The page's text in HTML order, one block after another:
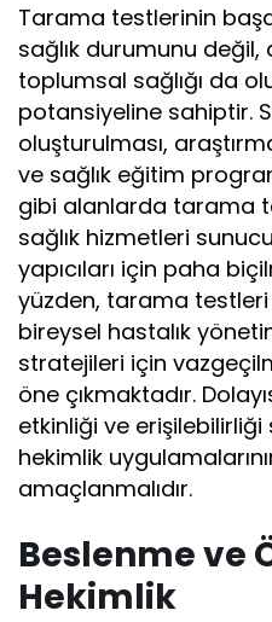
Tarama testlerinin
sağlık durumunu değil,
toplumsal sağlığı da
potansiyeline sahiptir.
oluşturulması,
ve sağlık eğitim
gibi alanlarda tarama
sağlık hizmetleri
yapıcıları için paha
yüzden, tarama testleri
bireysel hastalık
stratejileri için
öne çıkmaktadır.
etkinliği ve
hekimlik
amaçlanmalıdır.
Beslenme ve
Hekimlik